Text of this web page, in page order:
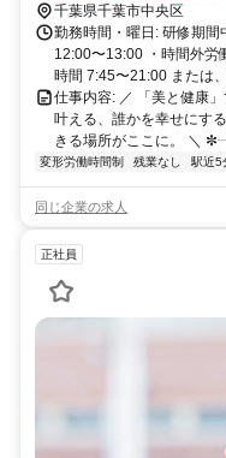
千葉県千葉市中央区
勤務時間・曜日: 研修期
12:00〜13:00 ・時間外労
時間 7:45〜21:00 または
仕事内容: ／ 「美と健康
叶える、誰かを幸せにす
きる場所がここに。 ＼
変形労働時間制 残業なし 駅近5
同じ企業の求人
正社員